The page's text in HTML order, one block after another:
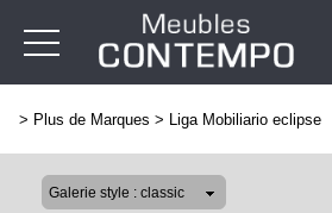
> Plus de Marques > Liga Mobiliario eclipse